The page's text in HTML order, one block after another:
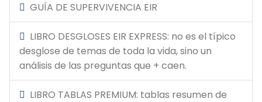
GUÍA DE SUPERVIVENCIA EIR
LIBRO DESGLOSES EIR EXPRESS: no es el típico
desglose de temas de toda la vida, sino un
análisis de las preguntas que + caen.
LIBRO TABLAS PREMIUM: tablas resumen de